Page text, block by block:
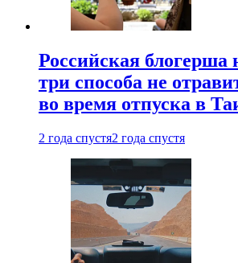
Российская блогерша
три способа не
во время отпуска в
2 года спустя2 года спустя